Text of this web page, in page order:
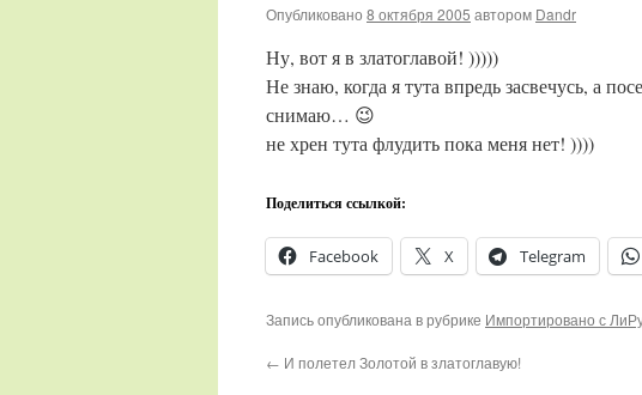
Опубликовано 8 октября 2005 автором Dandr
Ну, вот я в златоглавой! )))))
Не знаю, когда я тута впредь засвечусь, а
снимаю… 😉
не хрен тута флудить пока меня нет! ))))
Поделиться ссылкой:
Facebook X Telegram
Запись опубликована в рубрике Импортировано с
← И полетел Золотой в златоглавую!